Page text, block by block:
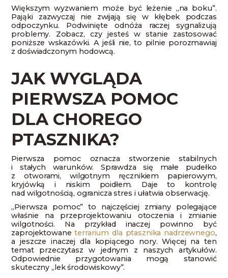
Większym wyzwaniem może być leżenie „na boku”.
Pająki zazwyczaj nie zwijają się w kłębek podczas
odpoczynku. Podwinięte odnóża raczej sygnalizują
problemy. Zobacz, czy jesteś w stanie zastosować
poniższe wskazówki. A jeśli nie, to pilnie porozmawiaj
z doświadczonym hodowcą.
JAK WYGLĄDA
PIERWSZA POMOC
DLA CHOREGO
PTASZNIKA?
Pierwsza pomoc oznacza stworzenie stabilnych
i stałych warunków. Sprawdza się małe pudełko
z otworami, wilgotnym ręcznikiem papierowym,
kryjówką i niskim poidłem. Daje to kontrolę
nad wilgotnością, ogranicza stres i ułatwia obserwację.
„Pierwsza pomoc” to najczęściej zmiany polegające
właśnie na przeprojektowaniu otoczenia i zmianie
wilgotności. Na przykład inaczej powinno być
zaprojektowaneterrarium dla ptasznika nadrzewnego,
a jeszcze inaczej dla kopiącego nory. Więcej na ten
temat przeczytasz w jednym z naszych artykułów.
Odpowiednie przygotowania mogą stanowić
skuteczny „lek środowiskowy”.